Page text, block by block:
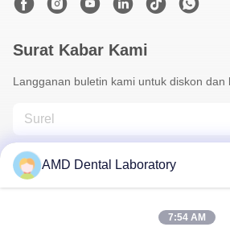
Surat Kabar Kami
Langganan buletin kami untuk diskon dan
AMD Dental Laboratory
7:54 AM